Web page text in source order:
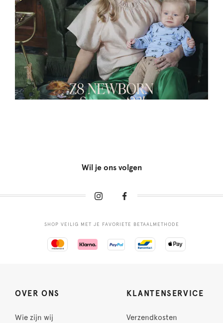
Wil je ons volgen
SHOP VEILIG MET JE FAVORIETE BETAALMETHODE
OVER ONS
Wie zijn wij
KLANTENSERVICE
Verzendkosten